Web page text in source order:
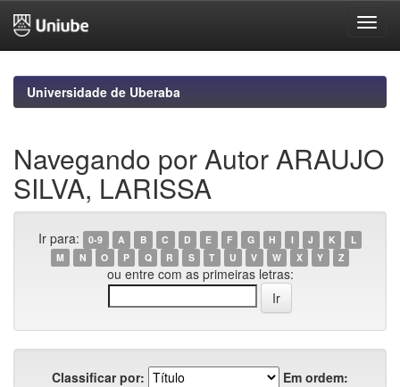
navigationUniversidade de Uberaba
Navegando por Autor ARAUJO
SILVA, LARISSA
Ir para: 0-9 A B C D E F G H I J K
L
M
N O P Q R S T U V W X Y Z
ou entre com as primeiras letras:
Classificar por:
Em ordem: